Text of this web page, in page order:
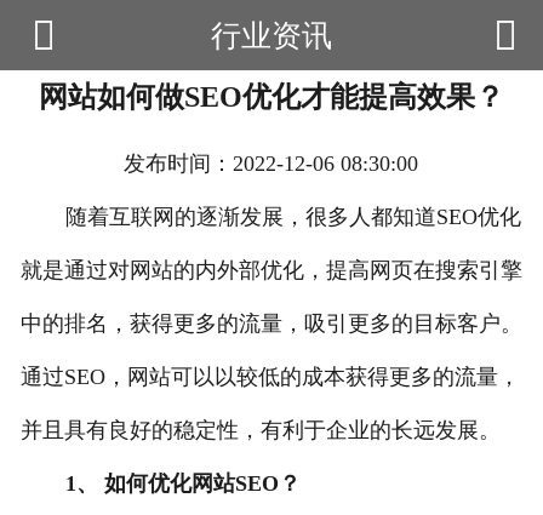
云产品
数据云查询
数据云监控
应用场景
优帮资讯
 行业资讯 
网站如何做SEO优化才能提高效果？
发布时间：2022-12-06 08:30:00
随着互联网的逐渐发展，很多人都知道SEO优化
就是通过对网站的内外部优化，提高网页在搜索引擎
中的排名，获得更多的流量，吸引更多的目标客户。
通过SEO，网站可以以较低的成本获得更多的流量，
并且具有良好的稳定性，有利于企业的长远发展。
1、 如何优化网站SEO？